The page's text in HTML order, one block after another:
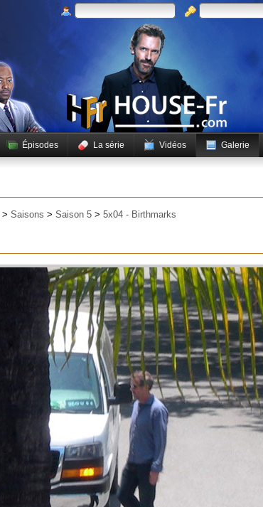
Épisodes La série Vidéos Galerie
> Saisons > Saison 5 > 5x04 - Birthmarks